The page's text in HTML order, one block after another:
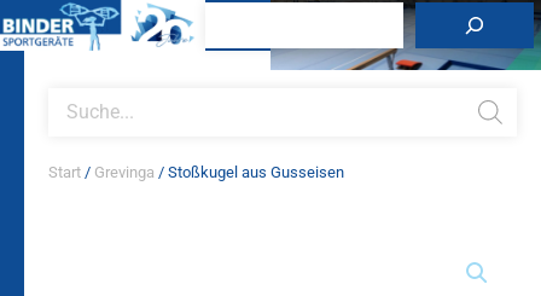
Inhalt
search
Start / Grevinga / Stoßkugel aus Gusseisen